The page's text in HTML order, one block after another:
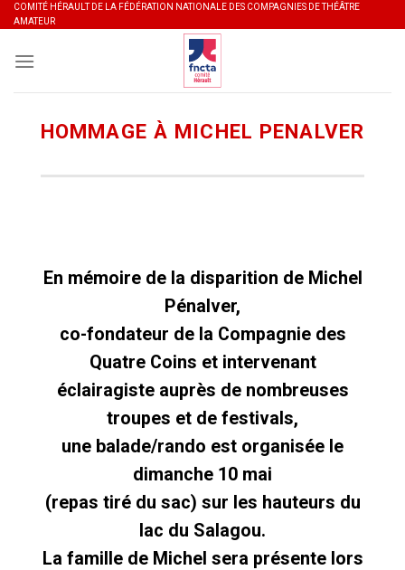
Skip
to
content
COMITÉ HÉRAULT DE LA FÉDÉRATION NATIONALE DES COMPAGNIES DE THÉÂTRE
AMATEUR
HOMMAGE À MICHEL PENALVER
En mémoire de la disparition de Michel
Pénalver,
co-fondateur de la Compagnie des
Quatre Coins et intervenant
éclairagiste auprès de nombreuses
troupes et de festivals,
une balade/rando est organisée le
dimanche 10 mai
(repas tiré du sac) sur les hauteurs du
lac du Salagou.
La famille de Michel sera présente lors